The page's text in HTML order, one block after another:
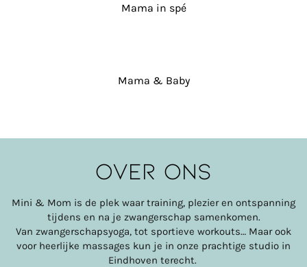
Mama in spé
Mama & Baby
OVER ONS
Mini & Mom is de plek waar training, plezier en ontspanning
tijdens en na je zwangerschap samenkomen.
Van zwangerschapsyoga, tot sportieve workouts… Maar ook
voor heerlijke massages kun je in onze prachtige studio in
Eindhoven terecht.